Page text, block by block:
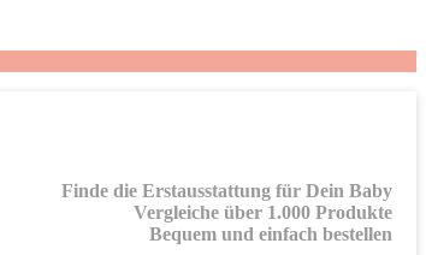
Finde die Erstausstattung für Dein Baby
Vergleiche über 1.000 Produkte
Bequem und einfach bestellen